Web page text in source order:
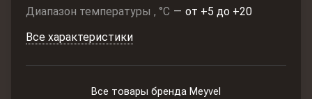
Диапазон температуры , °C — от +5 до +20
Все характеристики
Все товары бренда Meyvel